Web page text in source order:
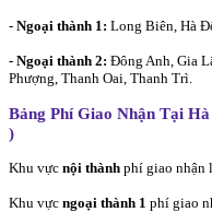
- Ngoại thành 1: Long Biên, Hà
- Ngoại thành 2: Đông Anh, Gia
Phượng, Thanh Oai, Thanh Trì.
Bảng Phí Giao Nhận Tại
)
Khu vực nội thành phí giao nhận
Khu vực ngoại thành 1 phí giao